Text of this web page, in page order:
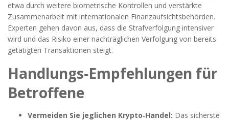
etwa durch weitere biometrische Kontrollen und verstärkte
Zusammenarbeit mit internationalen Finanzaufsichtsbehörden.
Experten gehen davon aus, dass die Strafverfolgung intensiver
wird und das Risiko einer nachträglichen Verfolgung von bereits
getätigten Transaktionen steigt.
Handlungs‑Empfehlungen für
Betroffene
Vermeiden Sie jeglichen Krypto‑Handel: Das sicherste